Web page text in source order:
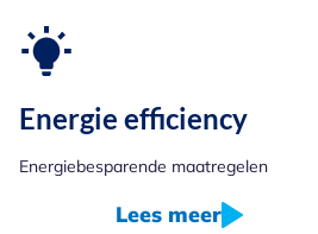
Energie efficiency
Energiebesparende maatregelen
Lees meer